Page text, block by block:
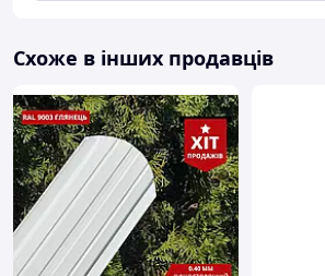
Схоже в інших продавців